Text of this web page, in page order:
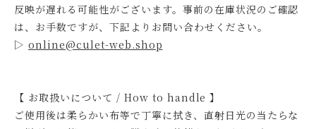
反映が遅れる可能性がございます。事前の在庫状況のご確認
は、お手数ですが、下記よりお問い合わせください。
▷ online@culet-web.shop
【 お取扱いについて / How to handle 】
ご使用後は柔らかい布等で丁寧に拭き、直射日光の当たらな